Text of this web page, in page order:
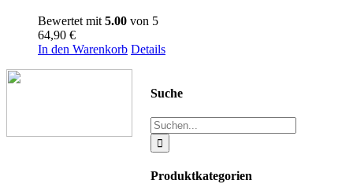
Bewertet mit 5.00 von 5
64,90 €
In den Warenkorb Details
Suche
Suche
nach:
Produktkategorien